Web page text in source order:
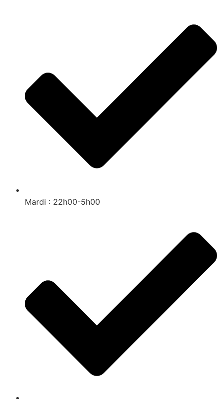
Mardi : 22h00-5h00